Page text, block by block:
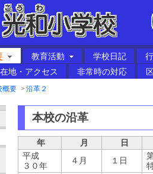
教育活動 学校日記
地・アクセス 非常時の対応
概要 > 沿革２
本校の沿革
年 月
日
平成
３０年
４月 １日